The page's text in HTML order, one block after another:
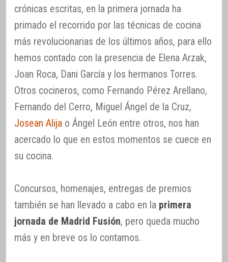
crónicas escritas, en la primera jornada ha
primado el recorrido por las técnicas de cocina
más revolucionarias de los últimos años, para ello
hemos contado con la presencia de Elena Arzak,
Joan Roca, Dani García y los hermanos Torres.
Otros cocineros, como Fernando Pérez Arellano,
Fernando del Cerro, Miguel Ángel de la Cruz,
Josean Alija o Ángel León entre otros, nos han
acercado lo que en estos momentos se cuece en
su cocina.
Concursos, homenajes, entregas de premios
también se han llevado a cabo en la primera
jornada de Madrid Fusión, pero queda mucho
más y en breve os lo contamos.